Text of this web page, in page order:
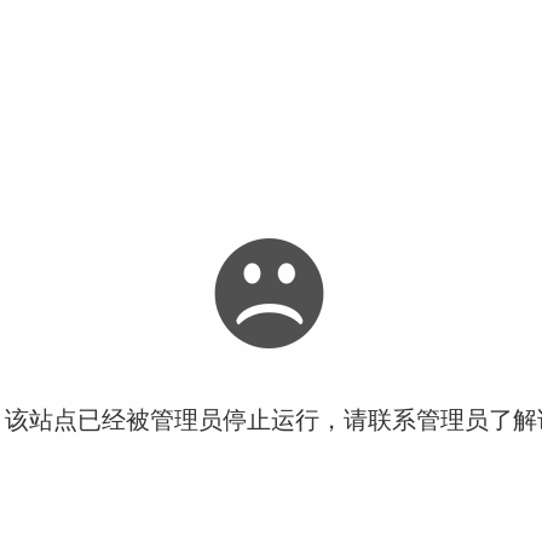
站点已经被管理员停止运行，请联系管理员了